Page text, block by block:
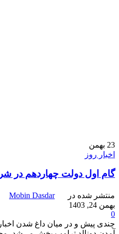
23 بهمن
اخبار روز
گام اول دولت چهاردهم در
منتشر شده در
Mobin Dasdar
بهمن 24, 1403
0
چندی پیش و در میان داغ شدن